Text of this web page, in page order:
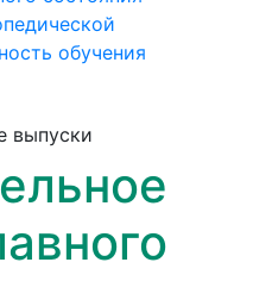
обучения
выпуски